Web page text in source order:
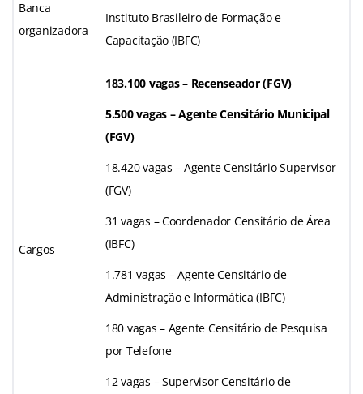
Banca
organizadora
Instituto Brasileiro de Formação e
Capacitação (IBFC)
Cargos
183.100 vagas – Recenseador (FGV)
5.500 vagas – Agente Censitário Municipal
(FGV)
18.420 vagas – Agente Censitário Supervisor
(FGV)
31 vagas – Coordenador Censitário de Área
(IBFC)
1.781 vagas – Agente Censitário de
Administração e Informática (IBFC)
180 vagas – Agente Censitário de Pesquisa
por Telefone
12 vagas – Supervisor Censitário de